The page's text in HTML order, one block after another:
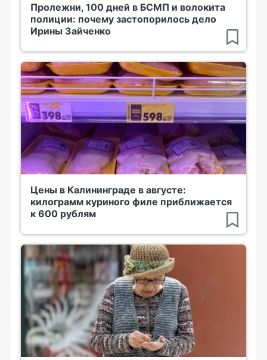
Пролежни, 100 дней в БСМП и волокита
полиции: почему застопорилось дело
Ирины Зайченко
Цены в Калининграде в августе:
килограмм куриного филе приближается
к 600 рублям